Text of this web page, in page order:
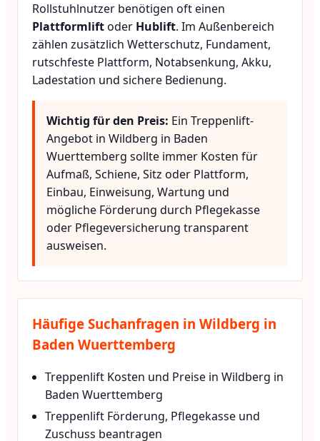
Rollstuhlnutzer benötigen oft einen
Plattformliftoder Hublift. Im Außenbereich
zählen zusätzlich Wetterschutz, Fundament,
rutschfeste Plattform, Notabsenkung, Akku,
Ladestation und sichere Bedienung.
Wichtig für den Preis: Ein Treppenlift-
Angebot in Wildberg in Baden
Wuerttemberg sollte immer Kosten für
Aufmaß, Schiene, Sitz oder Plattform,
Einbau, Einweisung, Wartung und
mögliche Förderung durch Pflegekasse
oder Pflegeversicherung transparent
ausweisen.
Häufige Suchanfragen in Wildberg in
Baden Wuerttemberg
Treppenlift Kosten und Preise in Wildberg in
Baden Wuerttemberg
Treppenlift Förderung, Pflegekasse und
Zuschuss beantragen